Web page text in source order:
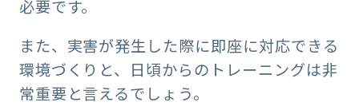
必要です。
また、実害が発生した際に即座に対応できる
環境づくりと、日頃からのトレーニングは非
常重要と言えるでしょう。